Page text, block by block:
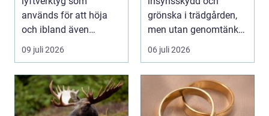
används för att höja
och ibland även
positionera tunga
objekt, so...
09 juli 2026
grönska i trädgården,
men utan genomtänkt
beskärning blir de...
06 juli 2026